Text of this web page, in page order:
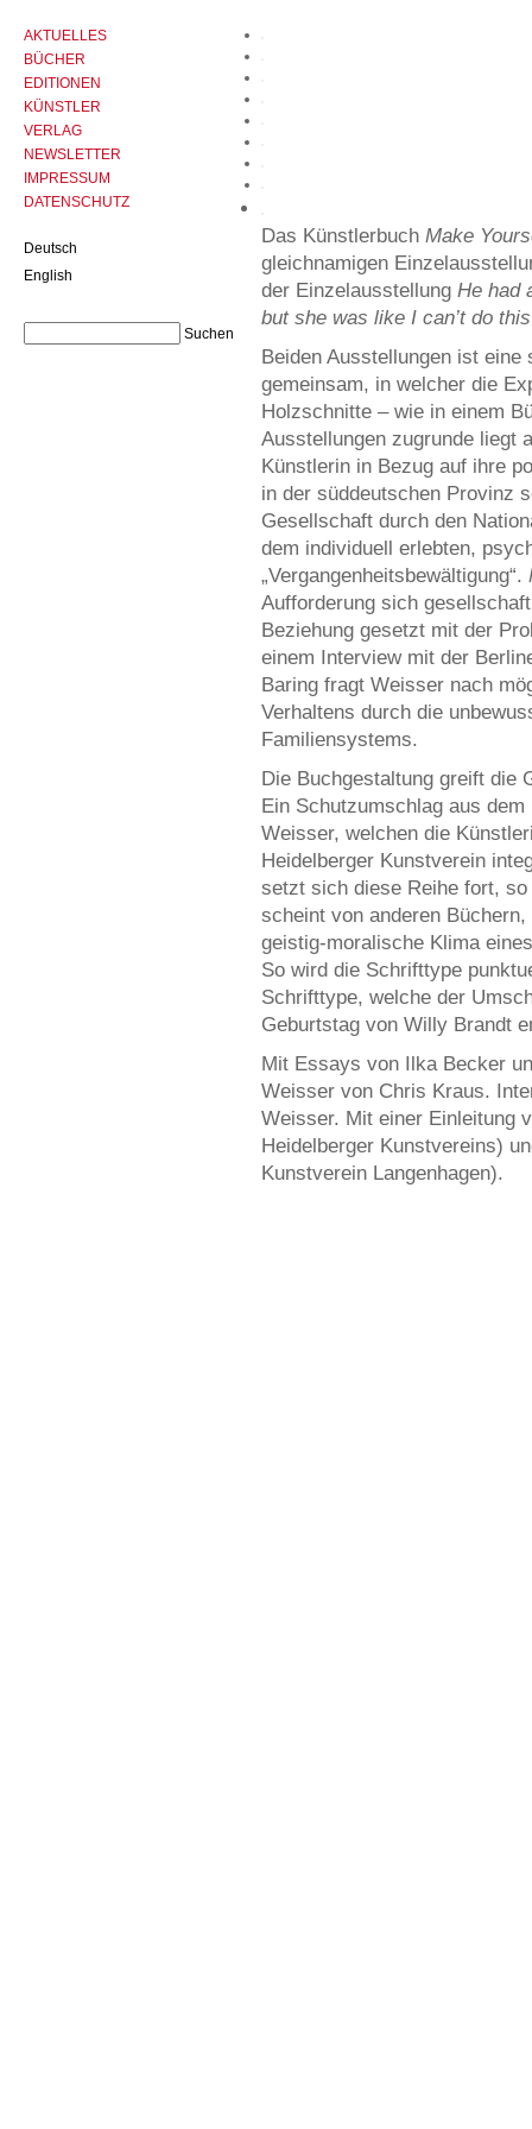
Das Künstlerbuch Make
gleichnamigen
der Einzelausstellung He had
but she was like I can’t do this
Beiden Ausstellungen ist
gemeinsam, in welcher die
Holzschnitte – wie in einem
Ausstellungen zugrunde liegt
Künstlerin in Bezug auf ihre
in der süddeutschen Provinz
Gesellschaft durch den
dem individuell erlebten,
„Vergangenheitsbewältigung“.
Aufforderung sich
Beziehung gesetzt mit der
einem Interview mit der
Baring fragt Weisser nach
Verhaltens durch die
Familiensystems.
Die Buchgestaltung greift die
Ein Schutzumschlag aus
Weisser, welchen die
Heidelberger Kunstverein
setzt sich diese Reihe fort,
scheint von anderen
geistig-moralische Klima
So wird die Schrifttype
Schrifttype, welche der
Geburtstag von Willy Brandt
Mit Essays von Ilka Becker
Weisser von Chris Kraus.
Weisser. Mit einer Einleitung
Heidelberger Kunstvereins)
Kunstverein Langenhagen).
AKTUELLES
BÜCHER
EDITIONEN
KÜNSTLER
VERLAG
NEWSLETTER
IMPRESSUM
DATENSCHUTZ
Deutsch
English